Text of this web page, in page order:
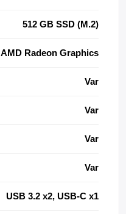
512 GB SSD (M.2)
AMD Radeon Graphics
Var
Var
Var
Var
USB 3.2 x2, USB-C x1